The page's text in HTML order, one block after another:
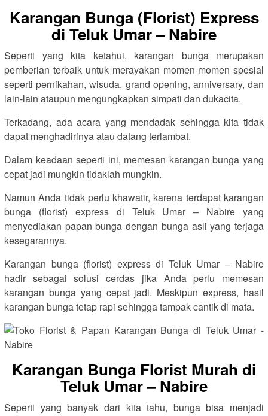
Karangan Bunga (Florist) Express
di Teluk Umar – Nabire
Seperti yang kita ketahui, karangan bunga merupakan
pemberian terbaik untuk merayakan momen-momen spesial
seperti pernikahan, wisuda, grand opening, anniversary, dan
lain-lain ataupun mengungkapkan simpati dan dukacita.
Terkadang, ada acara yang mendadak sehingga kita tidak
dapat menghadirinya atau datang terlambat.
Dalam keadaan seperti ini, memesan karangan bunga yang
cepat jadi mungkin tidaklah mungkin.
Namun Anda tidak perlu khawatir, karena terdapat karangan
bunga (florist) express di Teluk Umar – Nabire yang
menyediakan papan bunga dengan bunga asli yang terjaga
kesegarannya.
Karangan bunga (florist) express di Teluk Umar – Nabire
hadir sebagai solusi cerdas jika Anda perlu memesan
karangan bunga yang cepat jadi. Meskipun express, hasil
karangan bunga tetap rapi sehingga tampak cantik di mata.
Karangan Bunga Florist Murah di
Teluk Umar – Nabire
Seperti yang banyak dari kita tahu, bunga bisa menjadi